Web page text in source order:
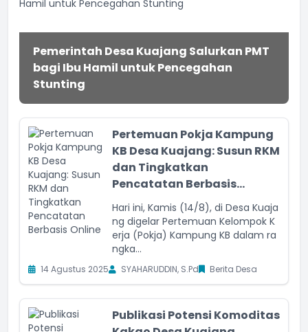
Pemerintah Desa Kuajang Salurkan PMT
bagi Ibu Hamil untuk Pencegahan
Stunting
Pertemuan Pokja Kampung
KB Desa Kuajang: Susun RKM
dan Tingkatkan
Pencatatan Berbasis...
Hari ini, Kamis (14/8), di Desa Kuaja
ng digelar Pertemuan Kelompok K
erja (Pokja) Kampung KB dalam ra
ngka...
14 Agustus 2025 SYAHARUDDIN, S.Pd Berita Desa
Publikasi Potensi Komoditas